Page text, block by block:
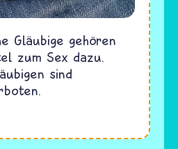
Gläubige gehören
zum Sex dazu.
sind